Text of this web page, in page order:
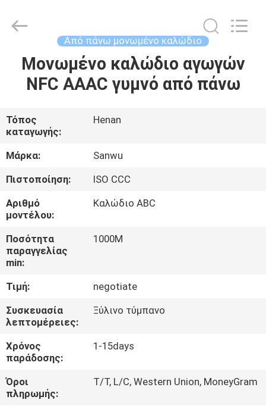
ΣΠΊΤΙ
ΠΕΡΊΠΟΥ
ΕΜΕΊΣ
ΓΎΡΟΣ
ΕΡΓΟΣΤΑΣΊΩΝ
ΠΟΙΟΤΙΚΌΣ
ΈΛΕΓΧΟΣ
ΜΑΣ
ΕΛΆΤΕ
ΣΕ
ΕΠΑΦΉ
ΜΕ
Reserved.
Από πάνω μονωμένο καλώδιο
Μονωμένο καλώδιο αγωγών
NFC AAAC γυμνό από πάνω
Τόπος
καταγωγής:
Henan
Μάρκα:
Sanwu
Πιστοποίηση:
ISO CCC
Αριθμό
μοντέλου:
Καλώδιο ABC
Ποσότητα
παραγγελίας
min:
1000M
Τιμή:
negotiate
Συσκευασία
λεπτομέρειες:
Ξύλινο τύμπανο
Χρόνος
παράδοσης:
1-15days
Όροι
πληρωμής:
T/T, L/C, Western Union, MoneyGram